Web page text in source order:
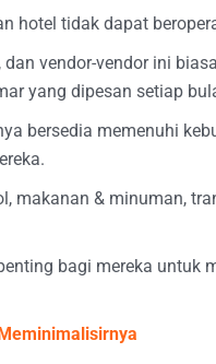
hotel tidak dapat
vendor-vendor ini
yang dipesan setiap
bersedia memenuhi
makanan & minuman,
bagi mereka untuk